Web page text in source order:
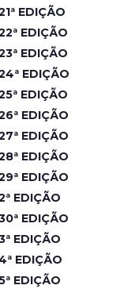
EDIÇÃO
EDIÇÃO
EDIÇÃO
EDIÇÃO
EDIÇÃO
EDIÇÃO
EDIÇÃO
EDIÇÃO
EDIÇÃO
EDIÇÃO
EDIÇÃO
EDIÇÃO
EDIÇÃO
EDIÇÃO